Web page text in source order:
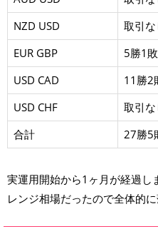
NZD USD
取引な
EUR GBP
5勝1敗
USD CAD
11勝2
USD CHF
取引な
合計
27勝5
実運用開始から1ヶ月が経過し
レンジ相場だったので全体的